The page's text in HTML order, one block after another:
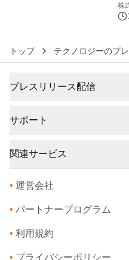
株
トップ テクノロジーのプ
プレスリリース配信
サポート
関連サービス
• 運営会社
• パートナープログラム
• 利用規約
• プライバシーポリシー